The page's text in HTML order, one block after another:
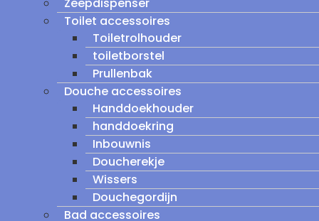
Toilet accessoires
Toiletrolhouder
toiletborstel
Prullenbak
Douche accessoires
Handdoekhouder
handdoekring
Inbouwnis
Doucherekje
Wissers
Douchegordijn
Bad accessoires